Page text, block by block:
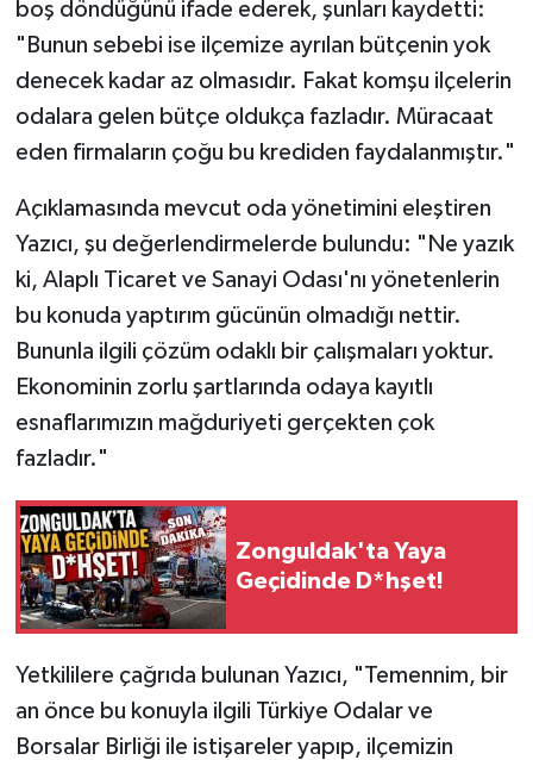
boş döndüğünü ifade ederek, şunları kaydetti:
"Bunun sebebi ise ilçemize ayrılan bütçenin yok
denecek kadar az olmasıdır. Fakat komşu ilçelerin
odalara gelen bütçe oldukça fazladır. Müracaat
eden firmaların çoğu bu krediden faydalanmıştır."
Açıklamasında mevcut oda yönetimini eleştiren
Yazıcı, şu değerlendirmelerde bulundu: "Ne yazık
ki, Alaplı Ticaret ve Sanayi Odası'nı yönetenlerin
bu konuda yaptırım gücünün olmadığı nettir.
Bununla ilgili çözüm odaklı bir çalışmaları yoktur.
Ekonominin zorlu şartlarında odaya kayıtlı
esnaflarımızın mağduriyeti gerçekten çok
fazladır."
Zonguldak'ta Yaya
Geçidinde D*hşet!
Yetkililere çağrıda bulunan Yazıcı, "Temennim, bir
an önce bu konuyla ilgili Türkiye Odalar ve
Borsalar Birliği ile istişareler yapıp, ilçemizin